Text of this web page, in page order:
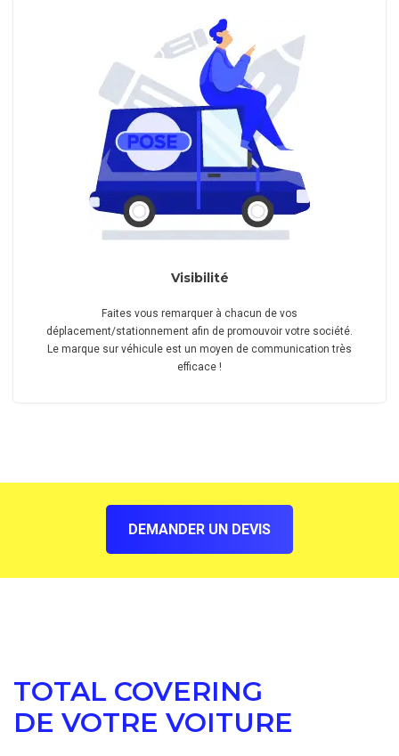
Visibilité
Faites vous remarquer à chacun de vos
déplacement/stationnement afin de promouvoir votre société.
Le marque sur véhicule est un moyen de communication très
efficace !
DEMANDER UN DEVIS
TOTAL COVERING
DE VOTRE VOITURE